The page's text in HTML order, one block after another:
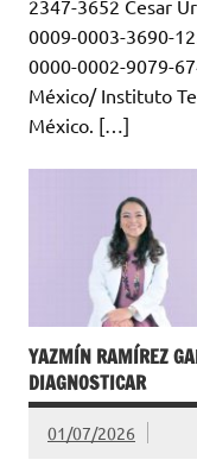
2347-3652 Cesar
0009-0003-3690-
0000-0002-9079-
México/ Instituto
México. […]
YAZMÍN RAMÍREZ
DIAGNOSTICAR
01/07/2026